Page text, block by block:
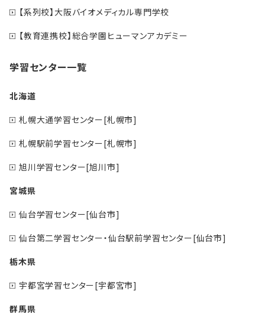
【系列校】大阪バイオメディカル専門学校
【教育連携校】総合学園ヒューマンアカデミー
学習センター一覧
北海道
札幌大通学習センター[札幌市]
札幌駅前学習センター[札幌市]
旭川学習センター[旭川市]
宮城県
仙台学習センター[仙台市]
仙台第二学習センター・仙台駅前学習センター[仙台市]
栃木県
宇都宮学習センター[宇都宮市]
群馬県